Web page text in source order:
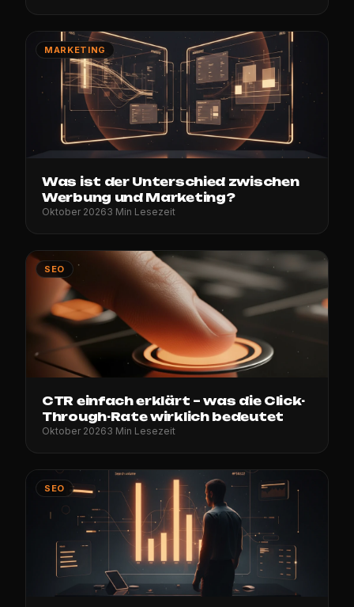
MARKETING
Was ist der Unterschied zwischen
Werbung und Marketing?
Oktober 20263 Min Lesezeit
SEO
CTR einfach erklärt – was die Click-
Through-Rate wirklich bedeutet
Oktober 20263 Min Lesezeit
SEO